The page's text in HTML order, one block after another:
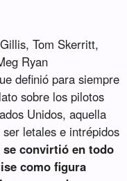
Tom Skerritt,
Ryan
definió para siempre
sobre los pilotos
Unidos, aquella
letales e intrépidos
se convirtió en todo
como figura